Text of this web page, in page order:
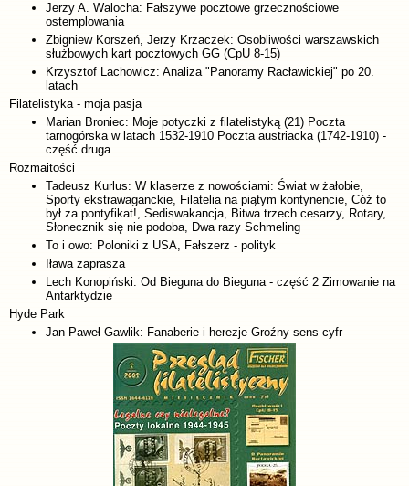
Jerzy A. Walocha: Fałszywe pocztowe grzecznościowe
ostemplowania
Zbigniew Korszeń, Jerzy Krzaczek: Osobliwości warszawskich
służbowych kart pocztowych GG (CpU 8-15)
Krzysztof Lachowicz: Analiza "Panoramy Racławickiej" po 20.
latach
Filatelistyka - moja pasja
Marian Broniec: Moje potyczki z filatelistyką (21) Poczta
tarnogórska w latach 1532-1910 Poczta austriacka (1742-1910) -
część druga
Rozmaitości
Tadeusz Kurlus: W klaserze z nowościami: Świat w żałobie,
Sporty ekstrawaganckie, Filatelia na piątym kontynencie, Cóż to
był za pontyfikat!, Sediswakancja, Bitwa trzech cesarzy, Rotary,
Słonecznik się nie podoba, Dwa razy Schmeling
To i owo: Poloniki z USA, Fałszerz - polityk
Iława zaprasza
Lech Konopiński: Od Bieguna do Bieguna - część 2 Zimowanie na
Antarktydzie
Hyde Park
Jan Paweł Gawlik: Fanaberie i herezje Groźny sens cyfr